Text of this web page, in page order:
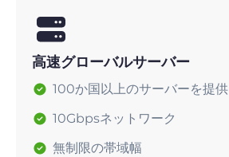
高速グローバルサーバー
100か国以上のサーバーを提供
10Gbpsネットワーク
無制限の帯域幅